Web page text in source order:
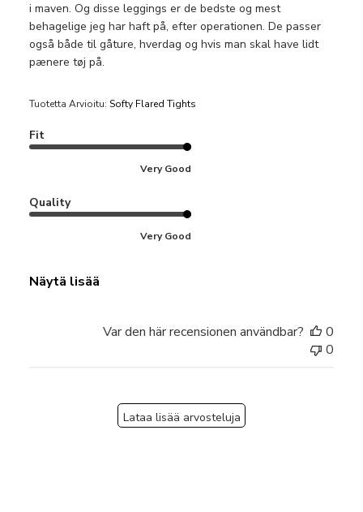
i maven. Og disse leggings er de bedste og mest
behagelige jeg har haft på, efter operationen. De passer
også både til gåture, hverdag og hvis man skal have lidt
pænere tøj på.
Tuotetta Arvioitu: Softy Flared Tights
Fit
Very Good
Quality
Very Good
Näytä lisää
Var den här recensionen användbar?
0
0
Lataa lisää arvosteluja